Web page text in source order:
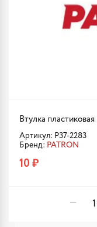
Втулка
Артикул: P37-2283
Бренд: PATRON
10 ₽